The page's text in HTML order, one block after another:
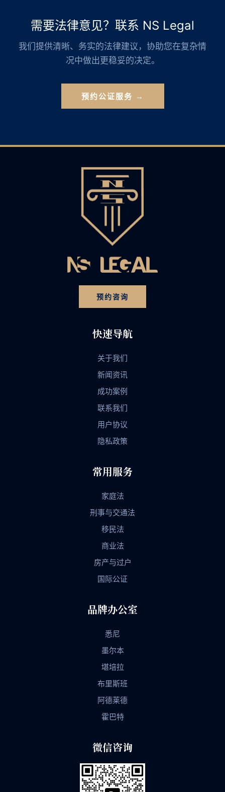
需要法律意见？联系 NS Legal
我们提供清晰、务实的法律建议，协助您在复杂情
况中做出更稳妥的决定。
预约公证服务 →
预约咨询
快速导航
关于我们
新闻资讯
成功案例
联系我们
用户协议
隐私政策
常用服务
家庭法
刑事与交通法
移民法
商业法
房产与过户
国际公证
品牌办公室
悉尼
墨尔本
堪培拉
布里斯班
阿德莱德
霍巴特
微信咨询